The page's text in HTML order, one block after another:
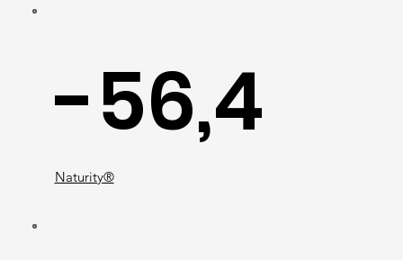
-56,4
Naturity®